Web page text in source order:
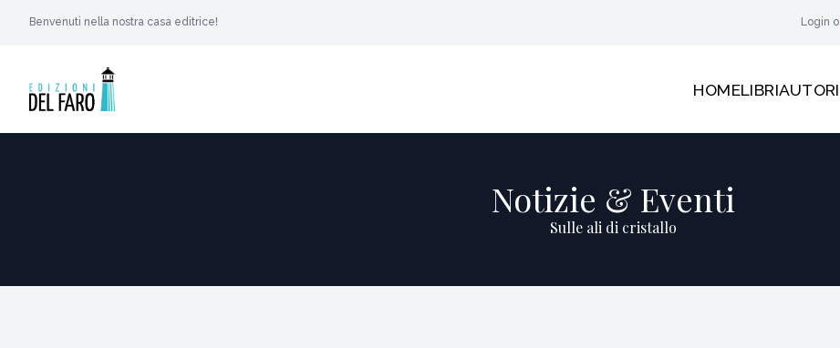
Benvenuti nella nostra casa editrice! Login o
HOMELIBRIAUTORI
Notizie & Eventi
Sulle ali di cristallo